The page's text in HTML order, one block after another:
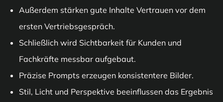
Außerdem stärken gute Inhalte Vertrauen vor dem
ersten Vertriebsgespräch.
Schließlich wird Sichtbarkeit für Kunden und
Fachkräfte messbar aufgebaut.
Präzise Prompts erzeugen konsistentere Bilder.
Stil, Licht und Perspektive beeinflussen das Ergebnis